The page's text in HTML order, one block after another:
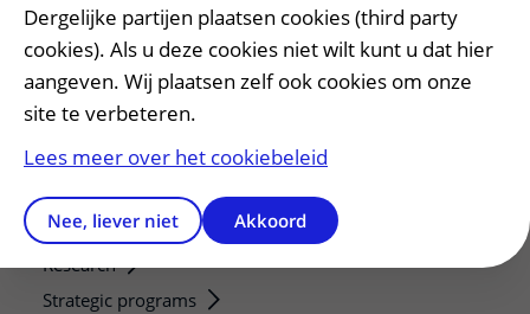
Opvragen kopie dossier
Bezoektijden
Onderwijs en onderzoek
Onze opleidingen
De Nieuwe Utrechtse School
Stage en opleidingsplaatsen
Research
Strategic programs
Dergelijke partijen plaatsen cookies (third party
cookies). Als u deze cookies niet wilt kunt u dat hier
aangeven. Wij plaatsen zelf ook cookies om onze
site te verbeteren.
Lees meer over het cookiebeleid
Nee, liever niet Akkoord